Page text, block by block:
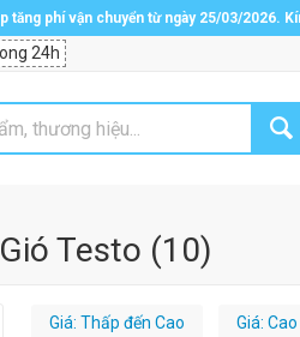
tăng phí vận chuyển từ ngày 25/03/2026.
24h
Testo (10)
Giá: Thấp đến Cao Giá: